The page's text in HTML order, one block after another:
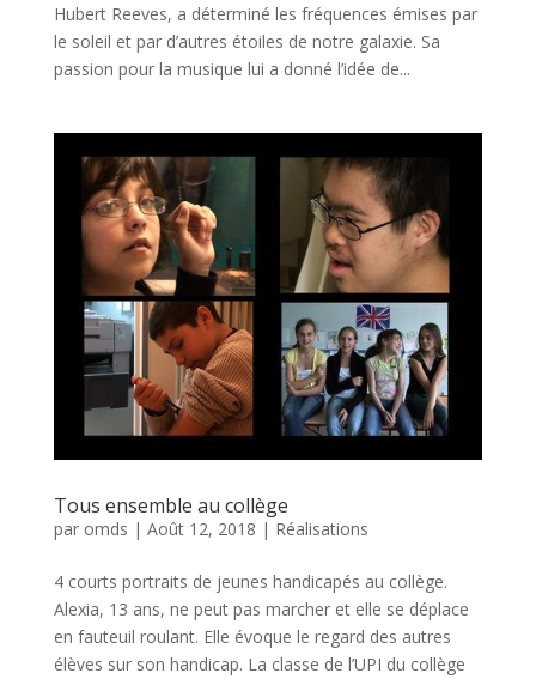
Hubert Reeves, a déterminé les fréquences émises par
le soleil et par d’autres étoiles de notre galaxie. Sa
passion pour la musique lui a donné l’idée de...
Tous ensemble au collège
par omds | Août 12, 2018 | Réalisations
4 courts portraits de jeunes handicapés au collège.
Alexia, 13 ans, ne peut pas marcher et elle se déplace
en fauteuil roulant. Elle évoque le regard des autres
élèves sur son handicap. La classe de l’UPI du collège